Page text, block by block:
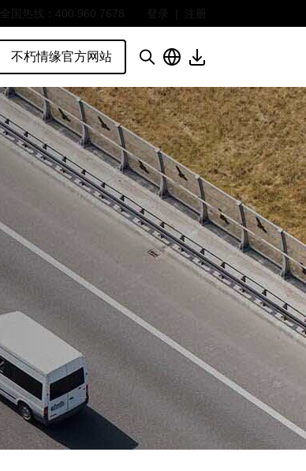
全国热线：400 960 7678 登录
不朽情缘官方网站